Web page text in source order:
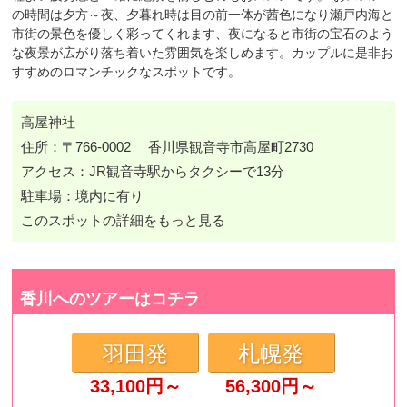
の時間は夕方～夜、夕暮れ時は目の前一体が茜色になり瀬戸内海と
市街の景色を優しく彩ってくれます、夜になると市街の宝石のよう
な夜景が広がり落ち着いた雰囲気を楽しめます。カップルに是非お
すすめのロマンチックなスポットです。
高屋神社
住所：〒766-0002 香川県観音寺市高屋町2730
アクセス：JR観音寺駅からタクシーで13分
駐車場：境内に有り
このスポットの詳細をもっと見る
香川へのツアーはコチラ
羽田発
33,100円～
札幌発
56,300円～